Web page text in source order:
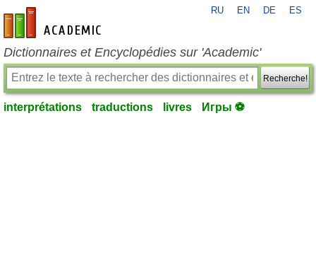
fr-academic.com
RU EN DE ES
Dictionnaires et Encyclopédies sur 'Academic'
Recherche!
interprétations traductions livres Игры ⚽